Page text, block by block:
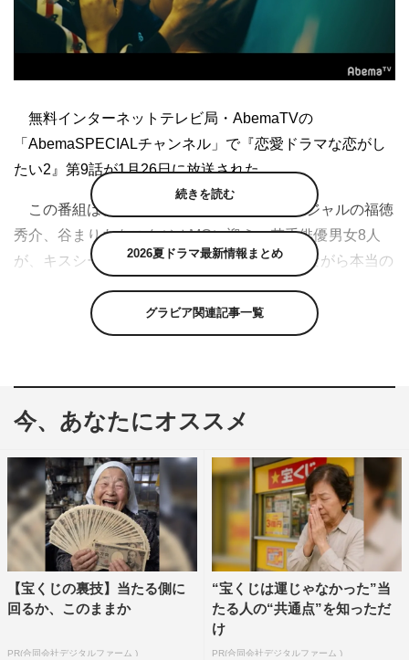
無料インターネットテレビ局・AbemaTVの
「AbemaSPECIALチャンネル」で『恋愛ドラマな恋がし
たい2』第9話が1月26日に放送された。
この番組は、渡辺直美、前野朋哉、ジャルジャルの福徳
秀介、谷まりあをスタジオMCに迎え、若手俳優男女8人
が、キスシーンのある恋愛ドラマの撮影をしながら本当の
リティーショー。全12回の番組放送において、番組内の恋
愛ドラマで各回の主役を演じられるのは、選ばれた男女1
役と稽古を重ねながら、台本に毎回用意されているさまざ
まなキスシーンを演じていく。
1月26日は、熊木陸斗（りく・28歳）、七瀬公（コウ・
24歳）、兵頭功海（カツ・20歳）、聖貴（まさき・22
歳） 、花音（かのん・18歳）、佐藤ミケーラ（ミケ・22
歳）、佐分利眞由奈（さぶりん・21歳）、山﨑萌香（も
か・22歳）の若手俳優の男女8名が、恋愛ドラマ第5話の
主役を決めるべく、一般の観客約60人の前で実施された公
開オーディションの結果発表を受ける様子が放送された。
続きを読む
2026夏ドラマ最新情報まとめ
グラビア関連記事一覧
今、あなたにオススメ
【宝くじの裏技】当たる側に
回るか、このままか
PR(合同会社デジタルファーム )
“宝くじは運じゃなかった”当
たる人の“共通点”を知っただ
け
PR(合同会社デジタルファーム )